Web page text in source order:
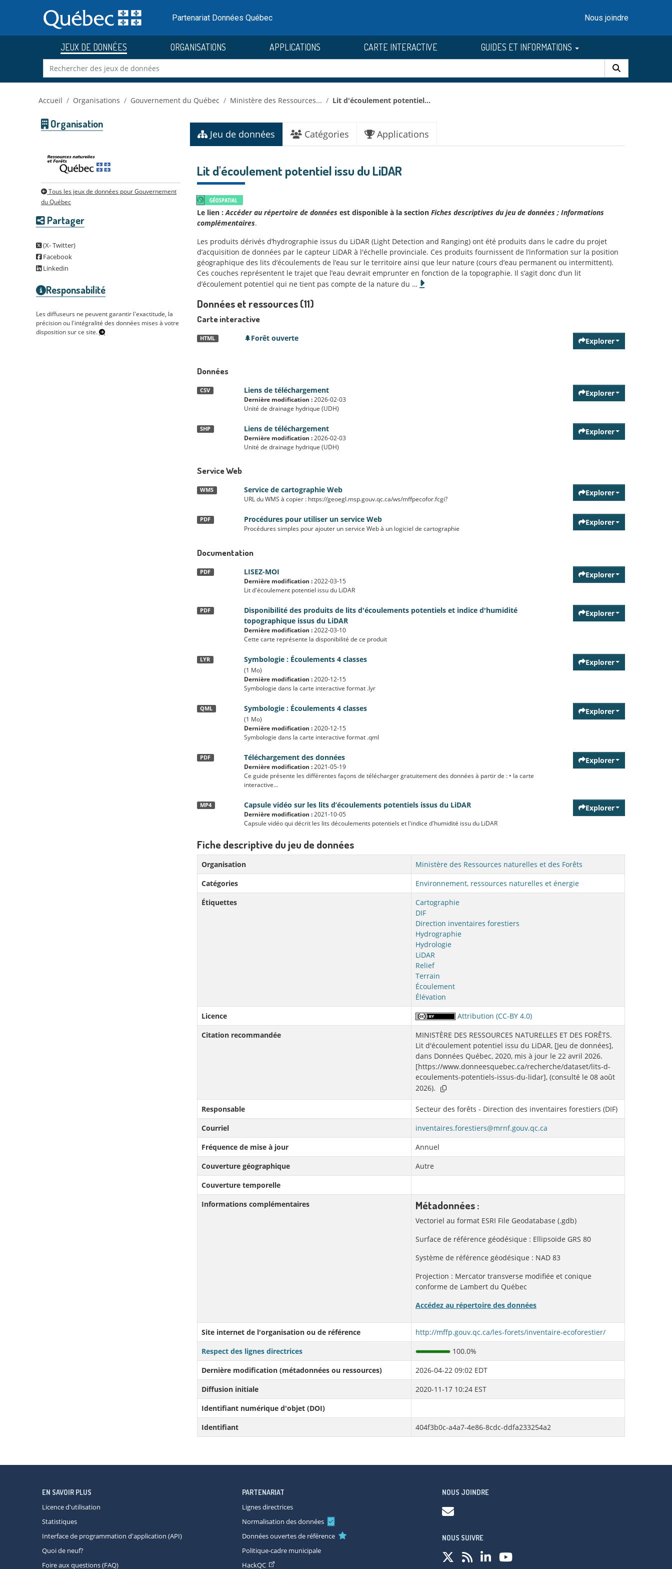
au
contenu
Partenariat Données Québec Nous joindre
JEUX DE DONNÉES ORGANISATIONS APPLICATIONS CARTE INTERACTIVE GUIDES ET INFORMATIONS
Accueil Organisations Gouvernement du Québec Ministère des Ressources... Lit d'écoulement potentiel...
Organisation
Tous les jeux de données pour Gouvernement
du Québec
Partager
(X- Twitter)
Facebook
Linkedin
Responsabilité
Les diffuseurs ne peuvent garantir l'exactitude, la
précision ou l'intégralité des données mises à votre
disposition sur ce site.
Jeu de données Catégories Applications
Lit d'écoulement potentiel issu du LiDAR
Le lien : Accéder au répertoire de données est disponible à la section Fiches descriptives du jeu de données ; Informations
complémentaires.
Les produits dérivés d’hydrographie issus du LiDAR (Light Detection and Ranging) ont été produits dans le cadre du projet
d’acquisition de données par le capteur LiDAR à l'échelle provinciale. Ces produits fournissent de l’information sur la position
géographique des lits d’écoulements de l’eau sur le territoire ainsi que leur nature (cours d’eau permanent ou intermittent).
Ces couches représentent le trajet que l’eau devrait emprunter en fonction de la topographie. Il s’agit donc d’un lit
d’écoulement potentiel qui ne tient pas compte de la nature du …
Données et ressources (11)
Carte interactive
🌲Forêt ouverte
HTML Explorer
Données
Liens de téléchargement
CSV
Dernière modification :2026-02-03
Unité de drainage hydrique (UDH)
Explorer
Liens de téléchargement
SHP
Dernière modification :2026-02-03
Unité de drainage hydrique (UDH)
Explorer
Service Web
Service de cartographie Web
WMS
URL du WMS à copier : https://geoegl.msp.gouv.qc.ca/ws/mffpecofor.fcgi?
Explorer
Procédures pour utiliser un service Web
PDF
Procédures simples pour ajouter un service Web à un logiciel de cartographie
Explorer
Documentation
LISEZ-MOI
PDF
Dernière modification :2022-03-15
Lit d'écoulement potentiel issu du LiDAR
Explorer
Disponibilité des produits de lits d'écoulements potentiels et indice d'humidité
topographique issus du LiDAR
PDF
Dernière modification :2022-03-10
Cette carte représente la disponibilité de ce produit
Explorer
Symbologie : Écoulements 4 classes
LYR
(1 Mo)
Dernière modification :2020-12-15
Symbologie dans la carte interactive format .lyr
Explorer
Symbologie : Écoulements 4 classes
QML
(1 Mo)
Dernière modification :2020-12-15
Symbologie dans la carte interactive format .qml
Explorer
Téléchargement des données
PDF
Dernière modification :2021-05-19
Ce guide présente les différentes façons de télécharger gratuitement des données à partir de : • la carte
interactive...
Explorer
Capsule vidéo sur les lits d’écoulements potentiels issus du LiDAR
MP4
Dernière modification :2021-10-05
Capsule vidéo qui décrit les lits découlements potentiels et l'indice d'humidité issu du LiDAR
Explorer
Fiche descriptive du jeu de données
Organisation
Ministère des Ressources naturelles et des Forêts
Catégories
Environnement, ressources naturelles et énergie
Étiquettes
Cartographie
DIF
Direction inventaires forestiers
Hydrographie
Hydrologie
LiDAR
Relief
Terrain
Écoulement
Élévation
Licence
Attribution (CC-BY 4.0)
Citation recommandée
MINISTÈRE DES RESSOURCES NATURELLES ET DES FORÊTS.
Lit d'écoulement potentiel issu du LiDAR, [Jeu de données],
dans Données Québec, 2020, mis à jour le 22 avril 2026.
[https://www.donneesquebec.ca/recherche/dataset/lits-d-
ecoulements-potentiels-issus-du-lidar], (consulté le 08 août
2026).
Responsable
Secteur des forêts - Direction des inventaires forestiers (DIF)
Courriel
inventaires.forestiers@mrnf.gouv.qc.ca
Fréquence de mise à jour
Annuel
Couverture géographique
Autre
Couverture temporelle
Informations complémentaires
Métadonnées :
Vectoriel au format ESRI File Geodatabase (.gdb)
Surface de référence géodésique : Ellipsoïde GRS 80
Système de référence géodésique : NAD 83
Projection : Mercator transverse modifiée et conique
conforme de Lambert du Québec
Accédez au répertoire des données
Site internet de l'organisation ou de référence
http://mffp.gouv.qc.ca/les-forets/inventaire-ecoforestier/
Respect des lignes directrices
100.0%
Dernière modification (métadonnées ou ressources)
2026-04-22 09:02 EDT
Diffusion initiale
2020-11-17 10:24 EST
Identifiant numérique d'objet (DOI)
Identifiant
404f3b0c-a4a7-4e86-8cdc-ddfa233254a2
EN SAVOIR PLUS
Licence d'utilisation
Statistiques
Interface de programmation d'application (API)
Quoi de neuf?
Foire aux questions (FAQ)
PARTENARIAT
Lignes directrices
Normalisation des données
Données ouvertes de référence
Politique-cadre municipale
HackQC
NOUS JOINDRE
NOUS SUIVRE